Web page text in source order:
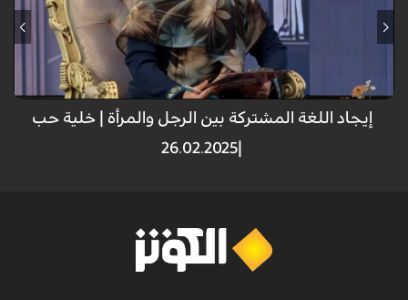
قالت الباحثة الإسلامية والتربوية " صديقة الموسوي " : اولا لكل من الرجل
والمرأة وهذه من حكمه الله سبحانه وتعالى طريقة تفكير وان العلماء يرون ان
دماغ الرجل يختلف عن طبيعة دماغ المراة، الرجل يركز على مسأله معينة ، اما
المرأة بسبب كثرة انشغالات هي في وقت واحد في عدة امور تشترك.
إيجاد اللغة المشتركة بين الرجل والمرأة | خلية حب